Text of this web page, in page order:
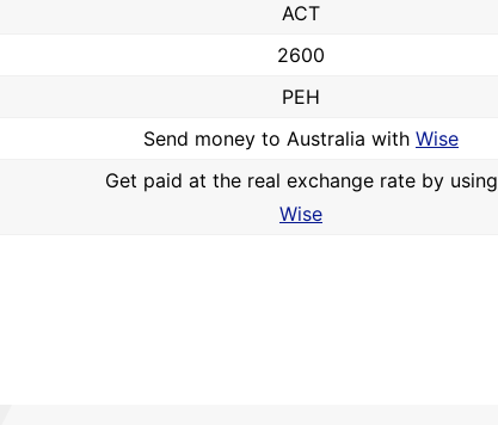
ACT
2600
PEH
Send money to Australia with Wise
Get paid at the real exchange rate by using
Wise